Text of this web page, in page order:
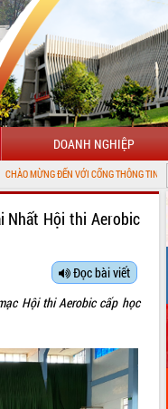
DOANH NGHIỆP
CỔNG THÔNG TIN ĐIỆN TỬ TỈNH ĐẮK LẮK
Nhất Hội thi Aerobic
Đọc bài viết
Hội thi Aerobic cấp học